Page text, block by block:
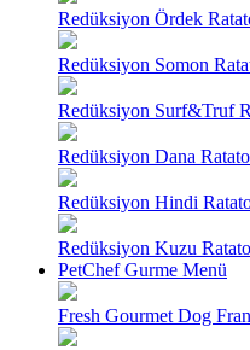
Redüksiyon Ördek
Redüksiyon Somon
Redüksiyon Surf&Truf
Redüksiyon Dana
Redüksiyon Hindi
Redüksiyon Kuzu
PetChef Gurme Menü
Fresh Gourmet Dog